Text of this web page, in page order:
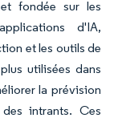
fondée sur les
d'IA,
et les outils de
utilisées dans
la prévision
intrants. Ces